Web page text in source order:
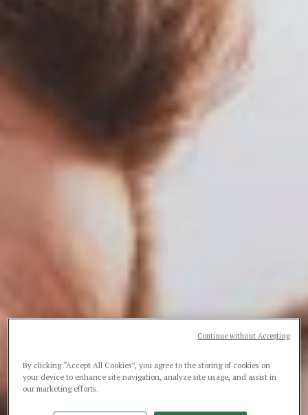
By clicking “Accept All Cookies”, you agree to the storing of cookies on
your device to enhance site navigation, analyze site usage, and assist in
our marketing efforts.
Continue without Accepting